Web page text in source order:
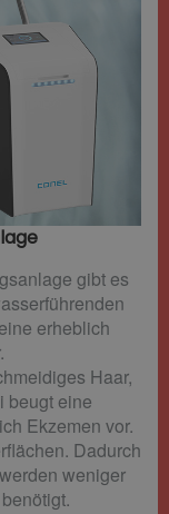
gibt es
erheblich
Haar,
beugt eine
Ekzemen vor.
Dadurch
weniger